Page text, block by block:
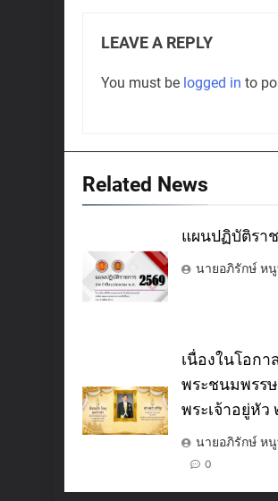
LEAVE A REPLY
You must be logged in to
Related News
แผนปฏิบัติรา
นายอภิรักษ์ ห
เนื่องในโอกา
พระชนมพรร
พระเจ้าอยู่หั
นายอภิรักษ์ ห
0